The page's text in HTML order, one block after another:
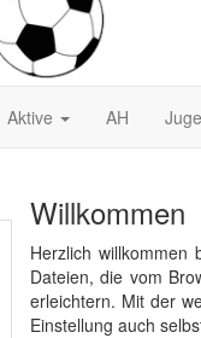
Aktive AH
Willkommen
Herzlich willkommen
Dateien, die vom
erleichtern. Mit der
Einstellung auch